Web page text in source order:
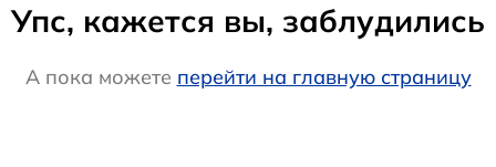
Упс, кажется вы, заблудились
А пока можете перейти на главную страницу